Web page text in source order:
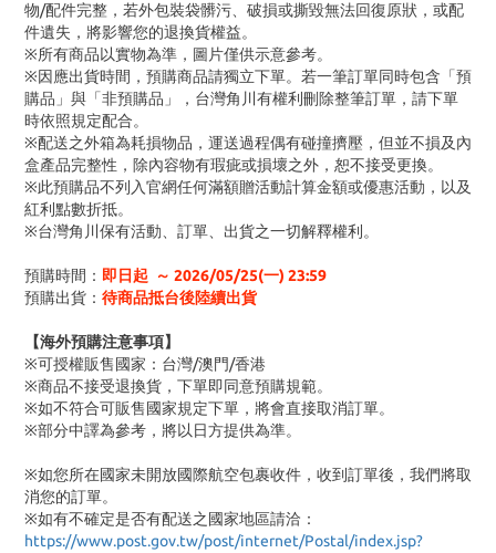
物/配件完整，若外包裝袋髒污、破損或撕毀無法回復原狀，或配
件遺失，將影響您的退換貨權益。
※所有商品以實物為準，圖片僅供示意參考。
※因應出貨時間，預購商品請獨立下單。若一筆訂單同時包含「預
購品」與「非預購品」，台灣角川有權利刪除整筆訂單，請下單
時依照規定配合。
※配送之外箱為耗損物品，運送過程偶有碰撞擠壓，但並不損及內
盒產品完整性，除內容物有瑕疵或損壞之外，恕不接受更換。
※此預購品不列入官網任何滿額贈活動計算金額或優惠活動，以及
紅利點數折抵。
※台灣角川保有活動、訂單、出貨之一切解釋權利。
預購時間： 即日起 ～ 2026/05/25(一) 23:59
預購出貨： 待商品抵台後陸續出貨
【海外預購注意事項】
※可授權販售國家：台灣/澳門/香港
※商品不接受退換貨，下單即同意預購規範。
※如不符合可販售國家規定下單，將會直接取消訂單。
※部分中譯為參考，將以日方提供為準。
※如您所在國家未開放國際航空包裹收件，收到訂單後，我們將取
消您的訂單。
※如有不確定是否有配送之國家地區請洽：
https://www.post.gov.tw/post/internet/Postal/index.jsp?